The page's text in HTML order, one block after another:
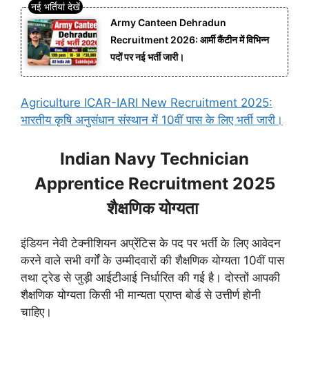
Army Canteen Dehradun
Recruitment 2026: आर्मी कैंटीन में विभिन्न
पदों पर नई भर्ती जारी।
Agriculture ICAR-IARI New Recruitment 2025:
भारतीय कृषि अनुसंधान संस्थान में 10वीं पास के लिए भर्ती जारी।
Indian Navy Technician
Apprentice Recruitment 2025
शैक्षणिक योग्यता
इंडियन नेवी टेक्नीशियन अप्रेंटिस के पद पर भर्ती के लिए आवेदन
करने वाले सभी वर्गों के उम्मीदवारों की शैक्षणिक योग्यता 10वीं पास
तथा ट्रेड से जुड़ी आईटीआई निर्धारित की गई है। दोस्तों आपकी
शैक्षणिक योग्यता किसी भी मान्यता प्राप्त बोर्ड से उत्तीर्ण होनी
चाहिए।